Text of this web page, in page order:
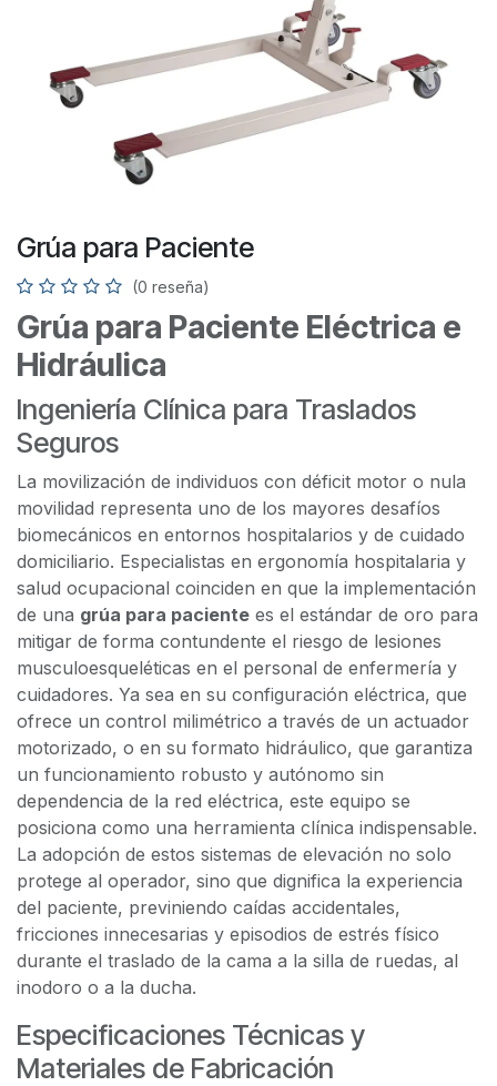
Grúa para Paciente
(0 reseña)
Grúa para Paciente Eléctrica e
Hidráulica
Ingeniería Clínica para Traslados
Seguros
La movilización de individuos con déficit motor o nula
movilidad representa uno de los mayores desafíos
biomecánicos en entornos hospitalarios y de cuidado
domiciliario. Especialistas en ergonomía hospitalaria y
salud ocupacional coinciden en que la implementación
de una grúa para paciente es el estándar de oro para
mitigar de forma contundente el riesgo de lesiones
musculoesqueléticas en el personal de enfermería y
cuidadores. Ya sea en su configuración eléctrica, que
ofrece un control milimétrico a través de un actuador
motorizado, o en su formato hidráulico, que garantiza
un funcionamiento robusto y autónomo sin
dependencia de la red eléctrica, este equipo se
posiciona como una herramienta clínica indispensable.
La adopción de estos sistemas de elevación no solo
protege al operador, sino que dignifica la experiencia
del paciente, previniendo caídas accidentales,
fricciones innecesarias y episodios de estrés físico
durante el traslado de la cama a la silla de ruedas, al
inodoro o a la ducha.
Especificaciones Técnicas y
Materiales de Fabricación